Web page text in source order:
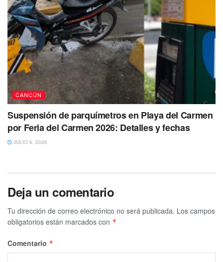
Ruta 4 y Ruta 5 de la región 103, arribaron tres unidades
de bomberos quienes desde el primer momento se les
negó la entrada para sofocar el incendio el cual se
presume inició en un área de vegetación y rápidamente se
fue propagando hacia donde se encontraban unos
autobuses abandonados.
Asimismo arribaron a este lugar autoridades municipales,
elementos de la Policía de Quintana Roo y personal de
Protección Civil a los cuales también se les negó el
acceso al encierro, por lo que ante esta situación se
generó tremendo zafarrancho con el personal de
CANCÚN
Suspensión de parquímetros en Playa del Carmen
por Feria del Carmen 2026: Detalles y fechas
JULIO 6, 2026
Deja un comentario
Tu dirección de correo electrónico no será publicada. Los campos
obligatorios están marcados con *
Comentario *